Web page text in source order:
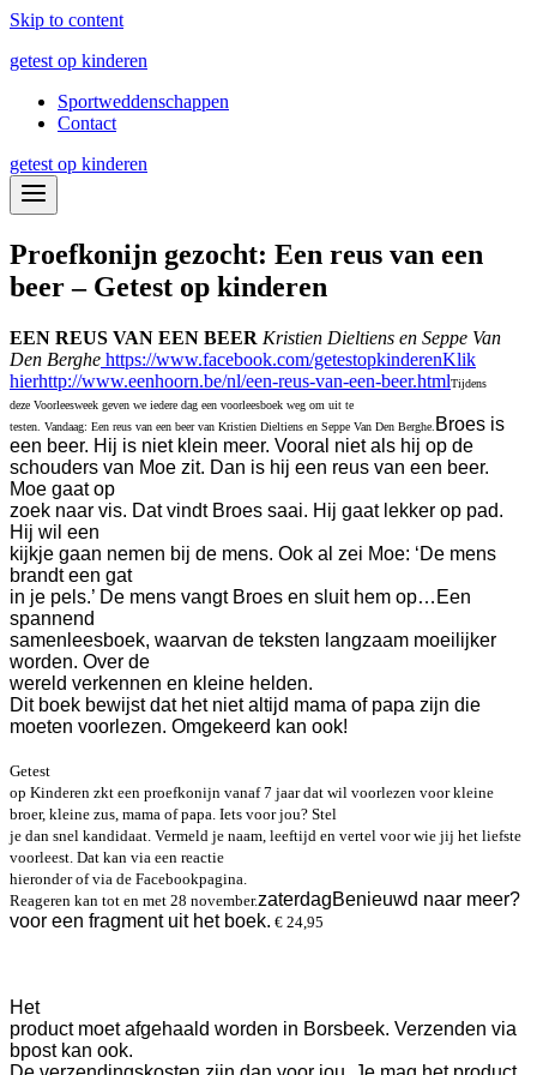
Skip to content
getest op kinderen
Sportweddenschappen
Contact
getest op kinderen
Proefkonijn gezocht: Een reus van een
beer – Getest op kinderen
EEN REUS VAN EEN BEER Kristien Dieltiens en Seppe Van
Den Berghe https://www.facebook.com/getestopkinderenKlik
hierhttp://www.eenhoorn.be/nl/een-reus-van-een-beer.htmlTijdens
deze Voorleesweek geven we iedere dag een voorleesboek weg om uit te
testen. Vandaag: Een reus van een beer van Kristien Dieltiens en Seppe Van Den Berghe. Broes is
een beer. Hij is niet klein meer. Vooral niet als hij op de
schouders van Moe zit. Dan is hij een reus van een beer.
Moe gaat op
zoek naar vis. Dat vindt Broes saai. Hij gaat lekker op pad.
Hij wil een
kijkje gaan nemen bij de mens. Ook al zei Moe: ‘De mens
brandt een gat
in je pels.’ De mens vangt Broes en sluit hem op… Een
spannend
samenleesboek, waarvan de teksten langzaam moeilijker
worden. Over de
wereld verkennen en kleine helden.
Dit boek bewijst dat het niet altijd mama of papa zijn die
moeten voorlezen. Omgekeerd kan ook!
Getest
op Kinderen zkt een proefkonijn vanaf 7 jaar dat wil voorlezen voor kleine
broer, kleine zus, mama of papa. Iets voor jou? Stel
je dan snel kandidaat. Vermeld je naam, leeftijd en vertel voor wie jij het liefste
voorleest. Dat kan via een reactie
hieronder of via de Facebookpagina.
Reageren kan tot en met 28 november.zaterdagBenieuwd naar meer?
voor een fragment uit het boek. € 24,95
Het
product moet afgehaald worden in Borsbeek. Verzenden via
bpost kan ook.